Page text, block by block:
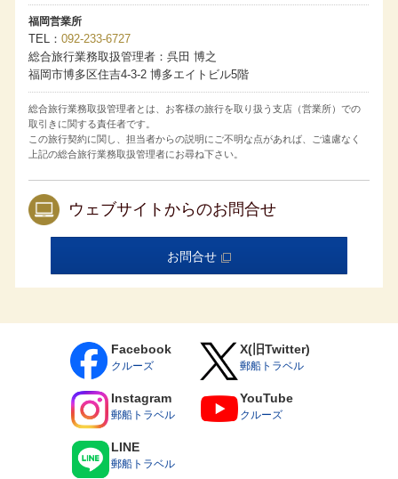
イント）』もしくは累計宿泊数の多い方の希望を優先しま
す。
コネクティングルームについて
・コネクティングルームのご希望は、お申し込みの旅行会
社および販売店へお申し出ください。ただしご希望にそえ
ない場合もございます。
プの組み合わせでもサービス内容は宿泊する客室タイプに
準じます。
国内クルーズの旅行代金は消費税等諸税・各港の施設使用
料を含みます。海外クルーズの旅行代金は海外の各港の港
湾諸税を含みます。今後税額や各港の施設使用料が増減ま
本の国際観光旅客税は含まれておりません。
消されたお客様には規定の取消料を、客室をお一人様でご
利用になられるお客様には規定の差額代金を追加で申し受
けます。
取消料発生期間内にお客様の申し出により旅行の契約内容
（客室タイプ／コース／割引種別／対象者等を含みます）
を変更される場合は、旅行契約を一旦解除した上で新たに
旅行契約を締結していただきます。このとき、新契約の代
乗船条件について
6ヵ月未満の乳児はご乗船いただけません。
15歳未満の方は、保護者の同行（同室）が条件となりま
す。乳幼児（6歳までの未就学児）のお子様は、お申し込み
時に運航会社指定の承諾書の提出が必要となります。
15歳以上18歳未満の方は単独でもご乗船いただけますが、
お申し込み時に保護者の同意書の提出が必要です。
医療器具をお持ち込みされる場合はお申し込み時にお申し
出ください。診断書および承諾書を提出いただく場合があ
ります。
福岡営業所
TEL
092-233-6727
総合旅行業務取扱管理者：呉田 博之
福岡市博多区住吉4-3-2 博多エイトビル5階
総合旅行業務取扱管理者とは、お客様の旅行を取り扱う支店（営業所）での
取引きに関する責任者です。
この旅行契約に関し、担当者からの説明にご不明な点があれば、ご遠慮なく
上記の総合旅行業務取扱管理者にお尋ね下さい。
ウェブサイトからのお問合せ
お問合せ
Facebook
クルーズ
X(旧Twitter)
郵船トラベル
Instagram
郵船トラベル
YouTube
クルーズ
LINE
郵船トラベル